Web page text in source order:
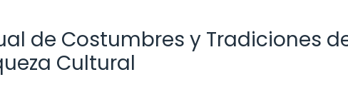
de Costumbres y Tradiciones
Cultural